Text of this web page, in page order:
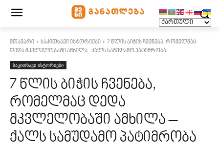
მთავარი საკითხავი ისტორიები
7 წლის ბიჭის ჩვენება, რომელმაც
დედა მკვლელობაში ამხილა - ქალს სამუდამო პატიმრობა...
საკითხავი ისტორიები
7 წლის ბიჭის ჩვენება,
რომელმაც დედა
მკვლელობაში ამხილა –
ქალს სამუდამო პატიმრობა